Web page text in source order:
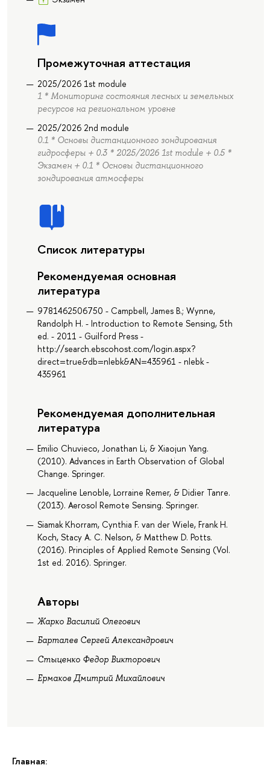
Главная:
Промежуточная аттестация
2025/2026 1st module
1 * Мониторинг состояния лесных и земельных
ресурсов на региональном уровне
2025/2026 2nd module
0.1 * Основы дистанционного зондирования
гидросферы + 0.3 * 2025/2026 1st module + 0.5 *
Экзамен + 0.1 * Основы дистанционного
зондирования атмосферы
Список литературы
Рекомендуемая основная
литература
9781462506750 - Campbell, James B.; Wynne,
Randolph H. - Introduction to Remote Sensing, 5th
ed. - 2011 - Guilford Press -
http://search.ebscohost.com/login.aspx?
direct=true&db=nlebk&AN=435961 - nlebk -
435961
Рекомендуемая дополнительная
литература
Emilio Chuvieco, Jonathan Li, & Xiaojun Yang.
(2010). Advances in Earth Observation of Global
Change. Springer.
Jacqueline Lenoble, Lorraine Remer, & Didier Tanre.
(2013). Aerosol Remote Sensing. Springer.
Siamak Khorram, Cynthia F. van der Wiele, Frank H.
Koch, Stacy A. C. Nelson, & Matthew D. Potts.
(2016). Principles of Applied Remote Sensing (Vol.
1st ed. 2016). Springer.
Авторы
Жарко Василий Олегович
Барталев Сергей Александрович
Стыценко Федор Викторович
Ермаков Дмитрий Михайлович